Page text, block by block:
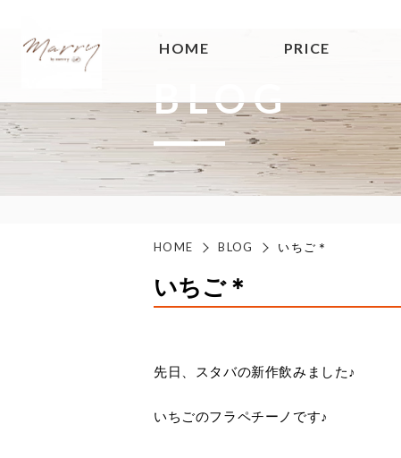
HOME PRICE
BLOG
HOME BLOG いちご＊
いちご＊
先日、スタバの新作飲みました♪
いちごのフラペチーノです♪